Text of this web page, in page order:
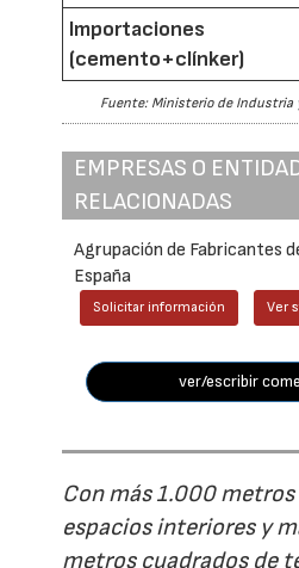
Importaciones
(cemento+clínker)
Fuente: Ministerio de Industria
EMPRESAS O
RELACIONADAS
Agrupación de Fabricantes
España
Solicitar información Ver
ver/escribir
Con más 1.000
espacios interiores y
metros cuadrados de